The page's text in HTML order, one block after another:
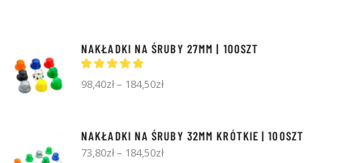
NAKŁADKI NA ŚRUBY 27MM | 100SZT
98,40zł– 184,50zł
NAKŁADKI NA ŚRUBY 32MM KRÓTKIE | 100SZT
73,80zł– 184,50zł